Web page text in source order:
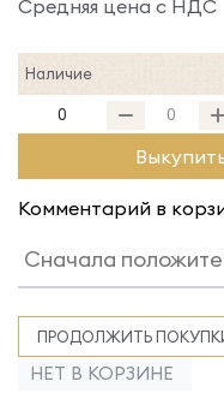
Средняя цена с НДС
Наличие
0
Комментарий в
ПРОДОЛЖИТЬ
НЕТ В КОРЗИНЕ